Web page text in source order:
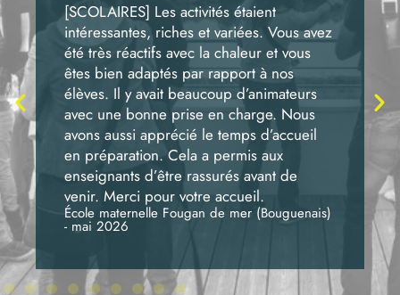
[SCOLAIRES] Les activités étaient
intéressantes, riches et variées. Vous avez
été très réactifs avec la chaleur et vous
êtes bien adaptés par rapport à nos
élèves. Il y avait beaucoup d’animateurs
avec une bonne prise en charge. Nous
avons aussi apprécié le temps d’accueil
en préparation. Cela a permis aux
enseignants d’être rassurés avant de
venir. Merci pour votre accueil.
École maternelle Fougan de mer (Bouguenais)
- mai 2026